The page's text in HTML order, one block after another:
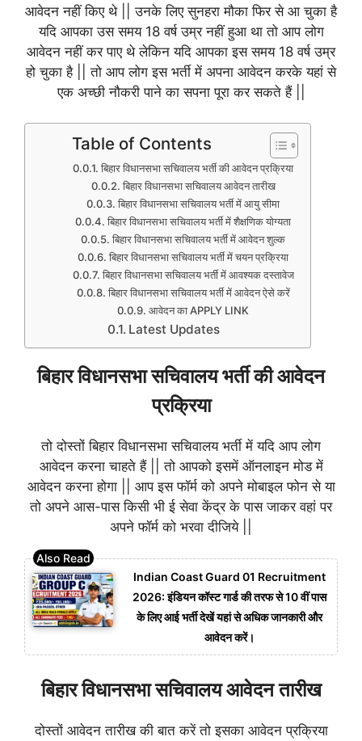
आवेदन नहीं किए थे || उनके लिए सुनहरा मौका फिर से आ चुका है
यदि आपका उस समय 18 वर्ष उम्र नहीं हुआ था तो आप लोग
आवेदन नहीं कर पाए थे लेकिन यदि आपका इस समय 18 वर्ष उम्र
हो चुका है || तो आप लोग इस भर्ती में अपना आवेदन करके यहां से
एक अच्छी नौकरी पाने का सपना पूरा कर सकते हैं ||
Table of Contents
बिहार विधानसभा सचिवालय भर्ती की आवेदन प्रक्रिया
बिहार विधानसभा सचिवालय आवेदन तारीख
बिहार विधानसभा सचिवालय भर्ती में आयु सीमा
बिहार विधानसभा सचिवालय भर्ती में शैक्षणिक योग्यता
बिहार विधानसभा सचिवालय भर्ती में आवेदन शुल्क
बिहार विधानसभा सचिवालय भर्ती में चयन प्रक्रिया
बिहार विधानसभा सचिवालय भर्ती में आवश्यक दस्तावेज
बिहार विधानसभा सचिवालय भर्ती में आवेदन ऐसे करें
आवेदन का APPLY LINK
Latest Updates
बिहार विधानसभा सचिवालय भर्ती की आवेदन
प्रक्रिया
तो दोस्तों बिहार विधानसभा सचिवालय भर्ती में यदि आप लोग
आवेदन करना चाहते हैं || तो आपको इसमें ऑनलाइन मोड में
आवेदन करना होगा || आप इस फॉर्म को अपने मोबाइल फोन से या
तो अपने आस-पास किसी भी ई सेवा केंद्र के पास जाकर वहां पर
अपने फॉर्म को भरवा दीजिये ||
Indian Coast Guard 01 Recruitment
2026: इंडियन कॉस्ट गार्ड की तरफ से 10 वीं पास
के लिए आई भर्ती देखें यहां से अधिक जानकारी और
आवेदन करें।
बिहार विधानसभा सचिवालय आवेदन तारीख
दोस्तों आवेदन तारीख की बात करें तो इसका आवेदन प्रक्रिया